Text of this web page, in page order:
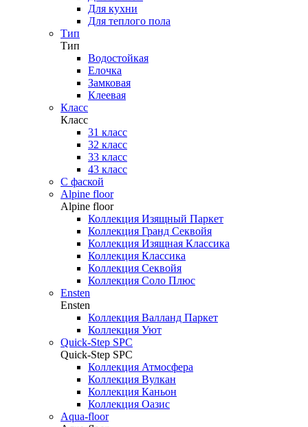
Для кухни
Для теплого пола
Тип
Тип
Водостойкая
Елочка
Замковая
Клеевая
Класс
Класс
31 класс
32 класс
33 класс
43 класс
С фаской
Alpine floor
Alpine floor
Коллекция Изящный Паркет
Коллекция Гранд Секвойя
Коллекция Изящная Классика
Коллекция Классика
Коллекция Секвойя
Коллекция Соло Плюс
Ensten
Ensten
Коллекция Валланд Паркет
Коллекция Уют
Quick-Step SPC
Quick-Step SPC
Коллекция Атмосфера
Коллекция Вулкан
Коллекция Каньон
Коллекция Оазис
Aqua-floor